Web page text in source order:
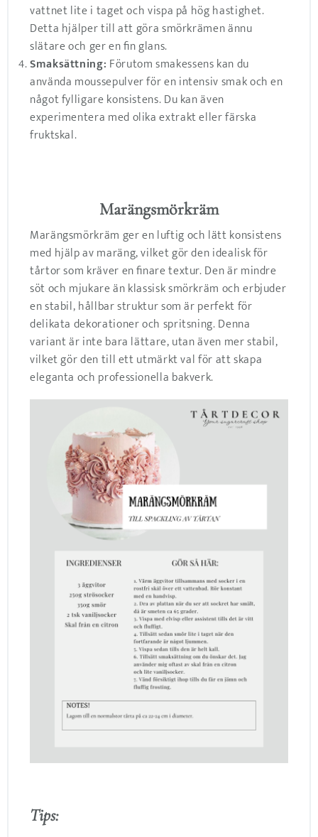
vattnet lite i taget och vispa på hög hastighet.
Detta hjälper till att göra smörkrämen ännu
slätare och ger en fin glans.
Smaksättning: Förutom smakessens kan du
använda moussepulver för en intensiv smak och en
något fylligare konsistens. Du kan även
experimentera med olika extrakt eller färska
fruktskal.
Marängsmörkräm
Marängsmörkräm ger en luftig och lätt konsistens
med hjälp av maräng, vilket gör den idealisk för
tårtor som kräver en finare textur. Den är mindre
söt och mjukare än klassisk smörkräm och erbjuder
en stabil, hållbar struktur som är perfekt för
delikata dekorationer och spritsning. Denna
variant är inte bara lättare, utan även mer stabil,
vilket gör den till ett utmärkt val för att skapa
eleganta och professionella bakverk.
Tips: